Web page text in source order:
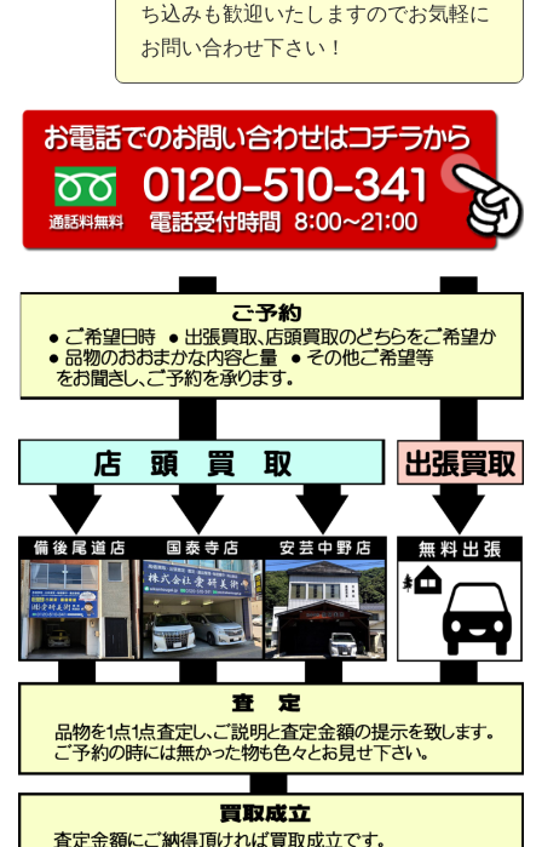
ち込みも歓迎いたしますのでお気軽に
お問い合わせ下さい！